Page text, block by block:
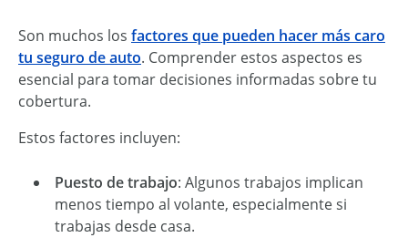
Son muchos los factores que pueden hacer más caro
tu seguro de auto. Comprender estos aspectos es
esencial para tomar decisiones informadas sobre tu
cobertura.
Estos factores incluyen:
Puesto de trabajo: Algunos trabajos implican
menos tiempo al volante, especialmente si
trabajas desde casa.